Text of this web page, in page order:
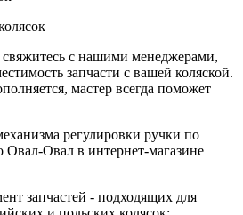
с нашими менеджерами,
запчасти с вашей коляской.
мастер всегда поможет
регулировки ручки по
Овал-Овал в интернет-магазине
запчастей - подходящих для